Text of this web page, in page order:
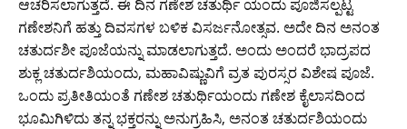
o
o
k
p
p
n
k
m
ಆಚರಿಸಲಾಗುತ್ತದೆ. ಈ ದಿನ ಗಣೇಶ ಚತುರ್ಥಿ ಯಂದು ಪೂಜಿಸಲ್ಪಟ್ಟ
ಗಣೇಶನಿಗೆ ಹತ್ತು ದಿವಸಗಳ ಬಳಿಕ ವಿಸರ್ಜನೋತ್ಸವ. ಅದೇ ದಿನ ಅನಂತ
ಚತುರ್ದಶೀ ಪೂಜೆಯನ್ನು ಮಾಡಲಾಗುತ್ತದೆ. ಅಂದು ಅಂದರೆ ಭಾದ್ರಪದ
ಶುಕ್ಲ ಚತುರ್ದಶಿಯಂದು, ಮಹಾವಿಷ್ಣುವಿಗೆ ವ್ರತ ಪುರಸ್ಸರ ವಿಶೇಷ ಪೂಜೆ.
ಒಂದು ಪ್ರತೀತಿಯಂತೆ ಗಣೇಶ ಚತುರ್ಥಿಯಂದು ಗಣೇಶ ಕೈಲಾಸದಿಂದ
ಭೂಮಿಗಿಳಿದು ತನ್ನ ಭಕ್ತರನ್ನು ಅನುಗ್ರಹಿಸಿ, ಅನಂತ ಚತುರ್ದಶಿಯಂದು